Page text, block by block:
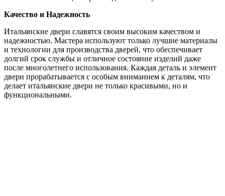
Качество и Надежность
Итальянские двери славятся своим высоким качеством и
надежностью. Мастера используют только лучшие материалы
и технологии для производства дверей, что обеспечивает
долгий срок службы и отличное состояние изделий даже
после многолетнего использования. Каждая деталь и элемент
двери прорабатывается с особым вниманием к деталям, что
делает итальянские двери не только красивыми, но и
функциональными.